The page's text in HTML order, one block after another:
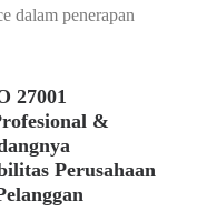
dalam penerapan
27001
&
Perusahaan